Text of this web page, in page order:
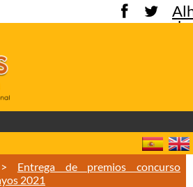
de
Entrega de premios concurso
2021